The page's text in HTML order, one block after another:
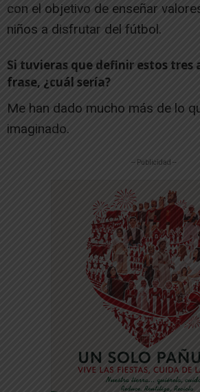
con el objetivo de enseñar
niños a disfrutar del fútbol.
Si tuvieras que definir estos tres
frase, ¿cuál sería?
Me han dado mucho más de lo
imaginado.
-- Publicidad --